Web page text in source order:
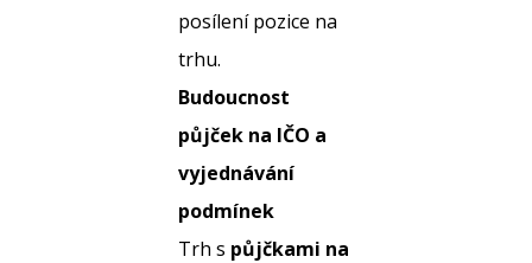
posílení pozice na
trhu.
Budoucnost
půjček na IČO a
vyjednávání
podmínek
Trh s půjčkami na